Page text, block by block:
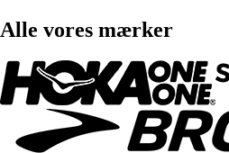
Alle vores mærker